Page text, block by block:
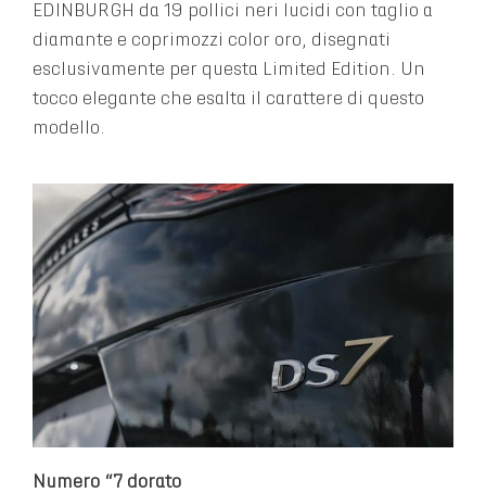
EDINBURGH da 19 pollici neri lucidi con taglio a
diamante e coprimozzi color oro, disegnati
esclusivamente per questa Limited Edition. Un
tocco elegante che esalta il carattere di questo
modello.
Numero “7 dorato